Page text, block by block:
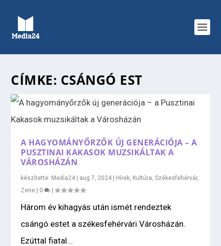
CÍMKE: CSÁNGÓ EST
A HAGYOMÁNYŐRZŐK ÚJ GENERÁCIÓJA – A
PUSZTINAI KAKASOK MUZSIKÁLTAK A
VÁROSHÁZÁN
készítette: Media24 aug 7, 2024 Hírek, Kultúra,Székesfehérvár,
Zene
0 |
Három év kihagyás után ismét rendeztek
csángó estet a székesfehérvári Városházán.
Ezúttal fiatal...